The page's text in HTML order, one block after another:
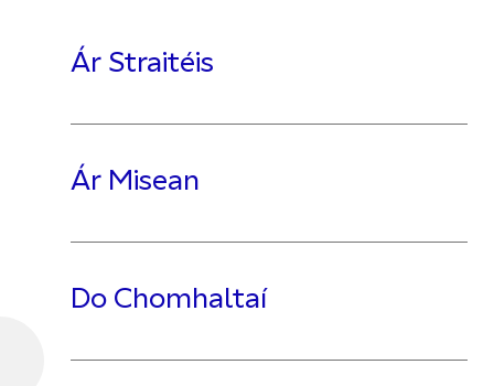
Ár Straitéis
Ár Misean
Do Chomhaltaí